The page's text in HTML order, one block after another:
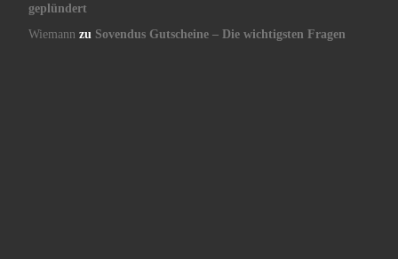
geplündert
Wiemann zu Sovendus Gutscheine – Die wichtigsten Fragen